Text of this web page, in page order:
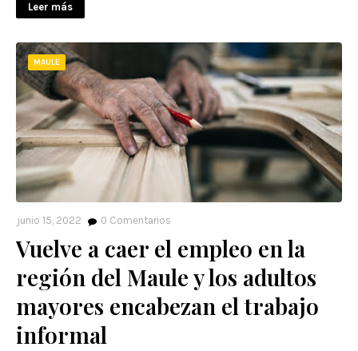
Leer más
MAULE
junio 15, 2022 0 Comentarios
Vuelve a caer el empleo en la
región del Maule y los adultos
mayores encabezan el trabajo
informal